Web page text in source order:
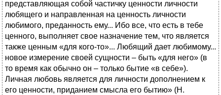
представляющая собой частичку ценности личности
любящего и направленная на ценность личности
любимого, преданность ему... Ибо все, что есть в тебе
ценного, выполняет свое назначение тем, что является
также ценным «для кого-то»... Любящий дает любимому...
новое измерение своей сущности – быть «для него» (в
то время как обычно он – только бытие «в себе»).
Личная любовь является для личности дополнением к
его ценности, приданием смысла его бытию» (Н.